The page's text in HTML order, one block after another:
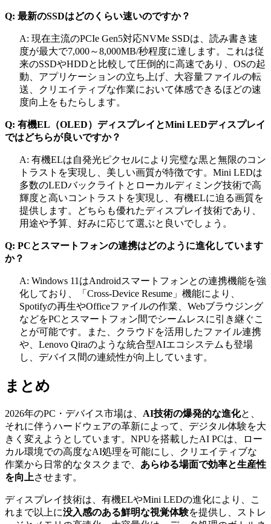
Q: 最新のSSDはどのくらい速いのですか？
A: 現在主流のPCIe Gen5対応NVMe SSDは、読み書き速
度が最大で7,000～8,000MB/秒程度に達します。これは従
来のSSDやHDDと比較して圧倒的に高速であり、OSの起
動、アプリケーションの立ち上げ、大容量ファイルの転
送、クリエイティブな作業において体感できるほどの速
度向上をもたらします。
Q: 有機EL（OLED）ディスプレイとMini LEDディスプレイ
ではどちらが良いですか？
A: 有機ELは自発光ピクセルにより完璧な黒と無限のコン
トラストを実現し、美しい画質が特徴です。Mini LEDは
多数のLEDバックライトとローカルディミング技術で高
輝度と高いコントラストを実現し、有機ELに迫る画質を
提供します。どちらも優れたディスプレイ技術であり、
用途や予算、好みに応じて選ぶと良いでしょう。
Q: PCとスマートフォンの連携はどのように進化しています
か？
A: Windows 11はAndroidスマートフォンとの連携機能を強
化しており、「Cross-Device Resume」機能により、
Spotifyの再生やOfficeファイルの作業、Webブラウジング
などをPCとスマートフォン間でシームレスに引き継ぐこ
とが可能です。また、クラウドを活用したファイル連携
や、Lenovo Qiraのような統合型AIエコシステムも登場
し、デバイス間の連続性が向上しています。
まとめ
2026年のPC・デバイス市場は、 AI技術の爆発的な進化と、
それに伴うハードウェアの革新によって、デジタル体験を大
きく変えようとしています。NPUを搭載したAI PCは、ロー
カル環境での高度なAI処理を可能にし、クリエイティブな
作業から日常的なタスクまで、 あらゆる場面で効率と生産性
を向上させます。
ディスプレイ技術は、有機ELやMini LEDの進化により、こ
れまで以上に没入感のある鮮明な視覚体験を提供し、ストレ